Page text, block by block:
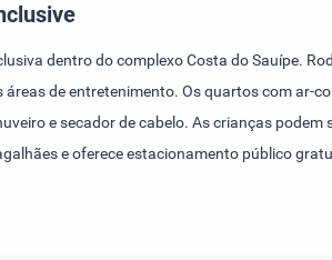
dentro do complexo Costa do Sauípe.
de entretenimento. Os quartos com ar-
e secador de cabelo. As crianças
e oferece estacionamento público